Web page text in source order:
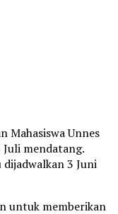
Mahasiswa Unnes
mendatang.
3 Juni
untuk memberikan